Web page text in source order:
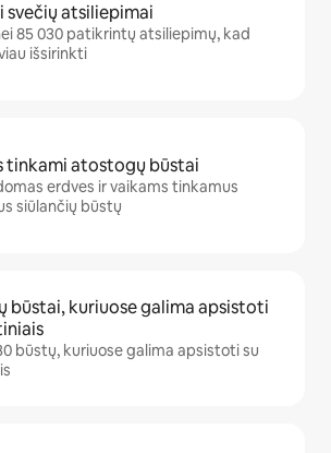
svečių atsiliepimai
85 030 patikrintų atsiliepimų, kad
išsirinkti
tinkami atostogų būstai
erdves ir vaikams tinkamus
siūlančių būstų
būstai, kuriuose galima apsistoti
būstų, kuriuose galima apsistoti su